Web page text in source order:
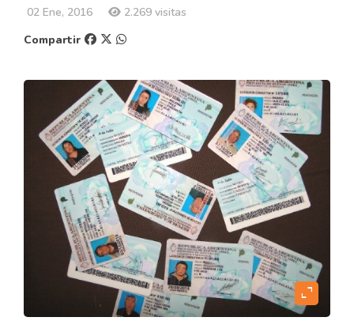
02 Ene, 2016
2.269 visitas
Compartir
expand_content